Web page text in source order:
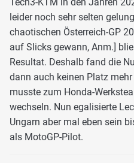
leider noch sehr selten
chaotischen Österreich-GP
auf Slicks gewann, Anm.]
Resultat. Deshalb fand die
dann auch keinen Platz
musste zum Honda-
wechseln. Nun egalisierte
Ungarn aber mal eben sein
als MotoGP-Pilot.